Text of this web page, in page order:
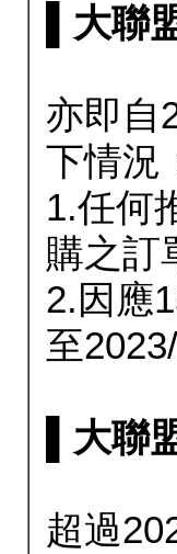
▌大聯
亦即自
下情況
1.任何
購之訂
2.因應
至
▌大聯
超過